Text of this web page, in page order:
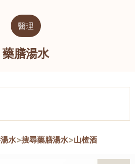
醫理
藥膳湯水
水>搜尋藥膳湯水>山楂酒